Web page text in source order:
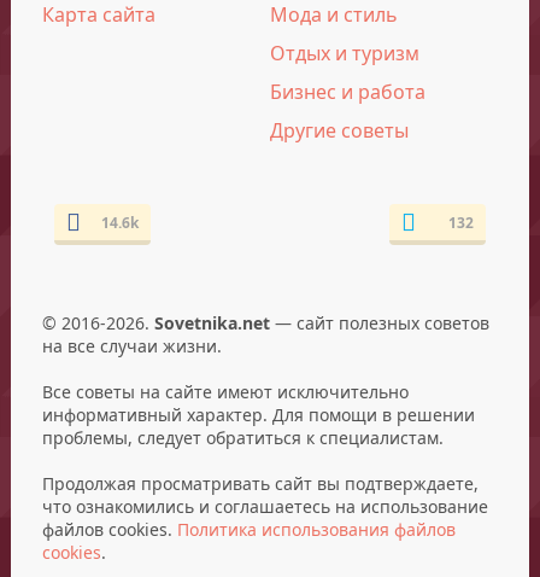
Карта сайта
Мода и стиль
Отдых и туризм
Бизнес и работа
Другие советы
14.6k 132
© 2016-2026. Sovetnika.net— сайт полезных советов
на все случаи жизни.
Все советы на сайте имеют исключительно
информативный характер. Для помощи в решении
проблемы, следует обратиться к специалистам.
Продолжая просматривать сайт вы подтверждаете,
что ознакомились и соглашаетесь на использование
файлов cookies. Политика использования файлов
cookies.